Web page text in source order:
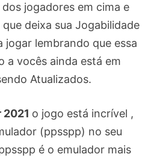
jogadores em cima e
deixa sua Jogabilidade
jogar lembrando que essa
a vocês ainda está em
Atualizados.
o jogo está incrível ,
(ppsspp) no seu
é o emulador mais